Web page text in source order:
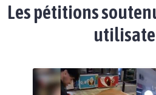
Les pétitions